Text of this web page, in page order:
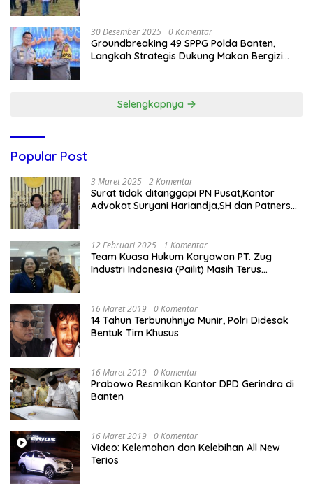
30 Desember 2025 0 Komentar
Groundbreaking 49 SPPG Polda Banten,
Langkah Strategis Dukung Makan Bergizi
Selengkapnya
Popular Post
3 Maret 2025 2 Komentar
Surat tidak ditanggapi PN Pusat,Kantor
Advokat Suryani Hariandja,SH dan Patners
12 Februari 2025 1 Komentar
Team Kuasa Hukum Karyawan PT. Zug
Industri Indonesia (Pailit) Masih Terus
16 Maret 2019 0 Komentar
14 Tahun Terbunuhnya Munir, Polri Didesak
Bentuk Tim Khusus
16 Maret 2019 0 Komentar
Prabowo Resmikan Kantor DPD Gerindra di
Banten
16 Maret 2019 0 Komentar
Video: Kelemahan dan Kelebihan All New
Terios